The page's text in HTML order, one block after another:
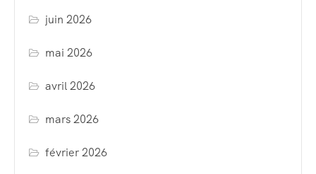
juin 2026
mai 2026
avril 2026
mars 2026
février 2026